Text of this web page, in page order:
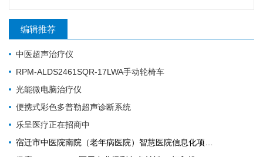
编辑推荐
中医超声治疗仪
RPM-ALDS2461SQR-17LWA手动轮椅车
光能微电脑治疗仪
便携式彩色多普勒超声诊断系统
乐呈医疗正在招商中
宿迁市中医院南院（老年病医院）智慧医院信息化项目采购公告